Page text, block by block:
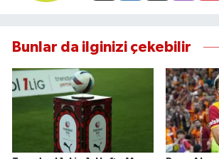
Bunlar da ilginizi çekebilir